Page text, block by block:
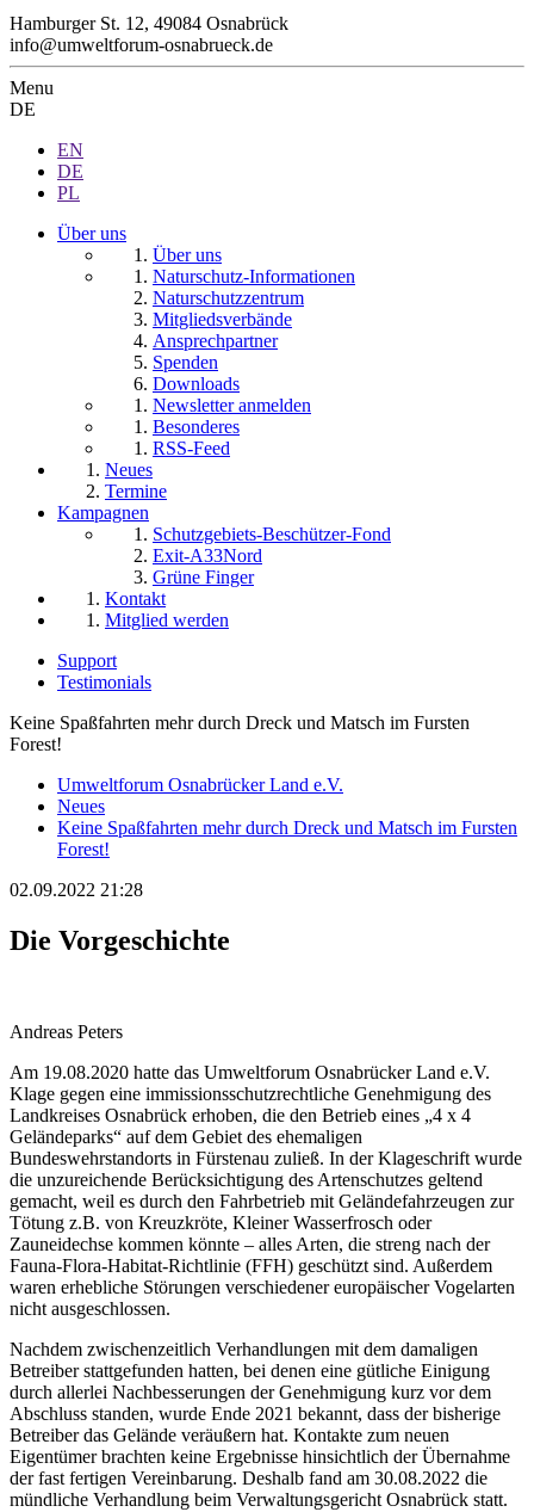
Hamburger St. 12, 49084 Osnabrück
info@umweltforum-osnabrueck.de
Menu
DE
EN
DE
PL
Über uns
Über uns
Naturschutz-Informationen
Naturschutzzentrum
Mitgliedsverbände
Ansprechpartner
Spenden
Downloads
Newsletter anmelden
Besonderes
RSS-Feed
Neues
Termine
Kampagnen
Schutzgebiets-Beschützer-Fond
Exit-A33Nord
Grüne Finger
Kontakt
Mitglied werden
Support
Testimonials
Keine Spaßfahrten mehr durch Dreck und Matsch im Fursten
Forest!
Umweltforum Osnabrücker Land e.V.
Neues
Keine Spaßfahrten mehr durch Dreck und Matsch im Fursten
Forest!
02.09.2022 21:28
Die Vorgeschichte
Andreas Peters
Am 19.08.2020 hatte das Umweltforum Osnabrücker Land e.V.
Klage gegen eine immissionsschutzrechtliche Genehmigung des
Landkreises Osnabrück erhoben, die den Betrieb eines „4 x 4
Geländeparks“ auf dem Gebiet des ehemaligen
Bundeswehrstandorts in Fürstenau zuließ. In der Klageschrift wurde
die unzureichende Berücksichtigung des Artenschutzes geltend
gemacht, weil es durch den Fahrbetrieb mit Geländefahrzeugen zur
Tötung z.B. von Kreuzkröte, Kleiner Wasserfrosch oder
Zauneidechse kommen könnte – alles Arten, die streng nach der
Fauna-Flora-Habitat-Richtlinie (FFH) geschützt sind. Außerdem
waren erhebliche Störungen verschiedener europäischer Vogelarten
nicht ausgeschlossen.
Nachdem zwischenzeitlich Verhandlungen mit dem damaligen
Betreiber stattgefunden hatten, bei denen eine gütliche Einigung
durch allerlei Nachbesserungen der Genehmigung kurz vor dem
Abschluss standen, wurde Ende 2021 bekannt, dass der bisherige
Betreiber das Gelände veräußern hat. Kontakte zum neuen
Eigentümer brachten keine Ergebnisse hinsichtlich der Übernahme
der fast fertigen Vereinbarung. Deshalb fand am 30.08.2022 die
mündliche Verhandlung beim Verwaltungsgericht Osnabrück statt.